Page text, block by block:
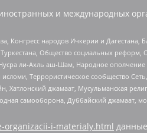
и международных
народов Ичкерии и Дагестана,
Общество социальных
ли-Ахль аш-Шам, Народное
Террористическое сообщество
Хатлонский джамаат, Мусульманская
самооборона, Дуббайский
organizacii-i-materialy.html